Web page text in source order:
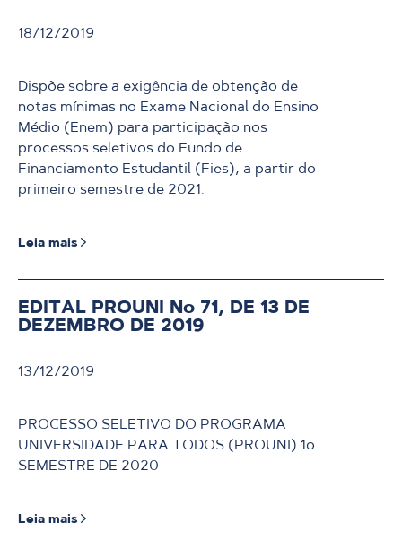
18/12/2019
Dispõe sobre a exigência de obtenção de
notas mínimas no Exame Nacional do Ensino
Médio (Enem) para participação nos
processos seletivos do Fundo de
Financiamento Estudantil (Fies), a partir do
primeiro semestre de 2021.
Leia mais
EDITAL PROUNI No 71, DE 13 DE
DEZEMBRO DE 2019
13/12/2019
PROCESSO SELETIVO DO PROGRAMA
UNIVERSIDADE PARA TODOS (PROUNI) 1o
SEMESTRE DE 2020
Leia mais